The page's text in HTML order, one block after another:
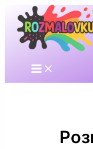
Перейти
вмісту